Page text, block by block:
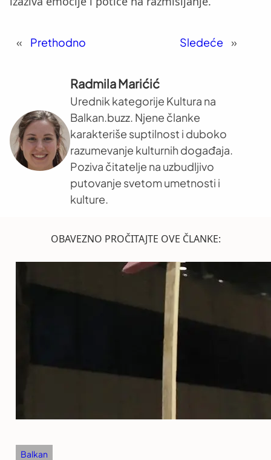
« Prethodno Sledeće »
Radmila Marićić
Urednik kategorije Kultura na
Balkan.buzz. Njene članke
karakteriše suptilnost i duboko
razumevanje kulturnih događaja.
Poziva čitatelje na uzbudljivo
putovanje svetom umetnosti i
kulture.
OBAVEZNO PROČITAJTE OVE ČLANKE:
Balkan